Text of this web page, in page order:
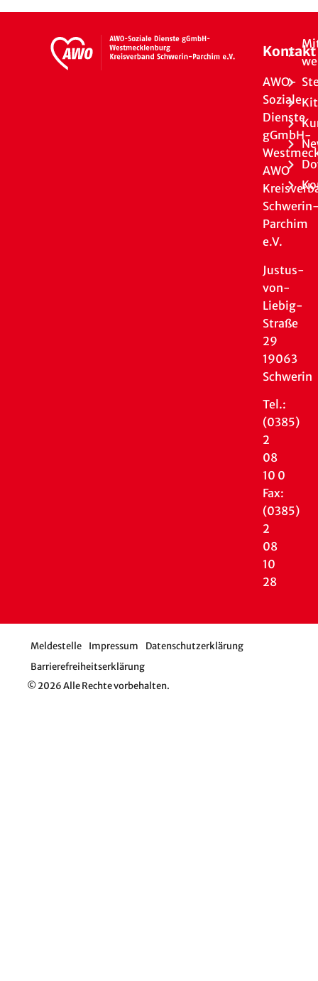
Kontakt
AWO-
Soziale
Dienste
gGmbH-
AWO
Parchim
e.V.
Justus-
von-
Liebig-
Straße
29
19063
Schwerin
Tel.:
(0385)
2
08
10 0
Fax:
(0385)
2
08
10
28
© 2026 Alle Rechte vorbehalten.
Meldestelle Impressum
Datenschutzerklärung
Barrierefreiheitserklärung